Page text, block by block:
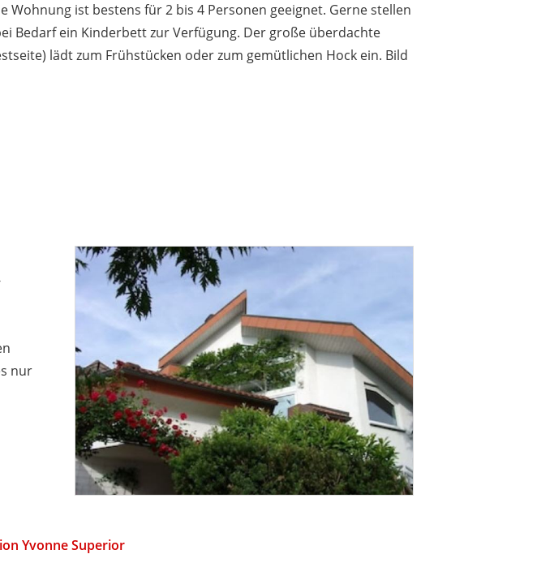
Wohnung ist bestens für 2 bis 4 Personen geeignet. Gerne stellen
Bedarf ein Kinderbett zur Verfügung. Der große überdachte
lädt zum Frühstücken oder zum gemütlichen Hock ein. Bild
nur
Yvonne Superior